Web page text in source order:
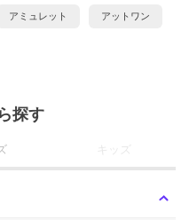
アミュレット アットワン
探す
キッズ